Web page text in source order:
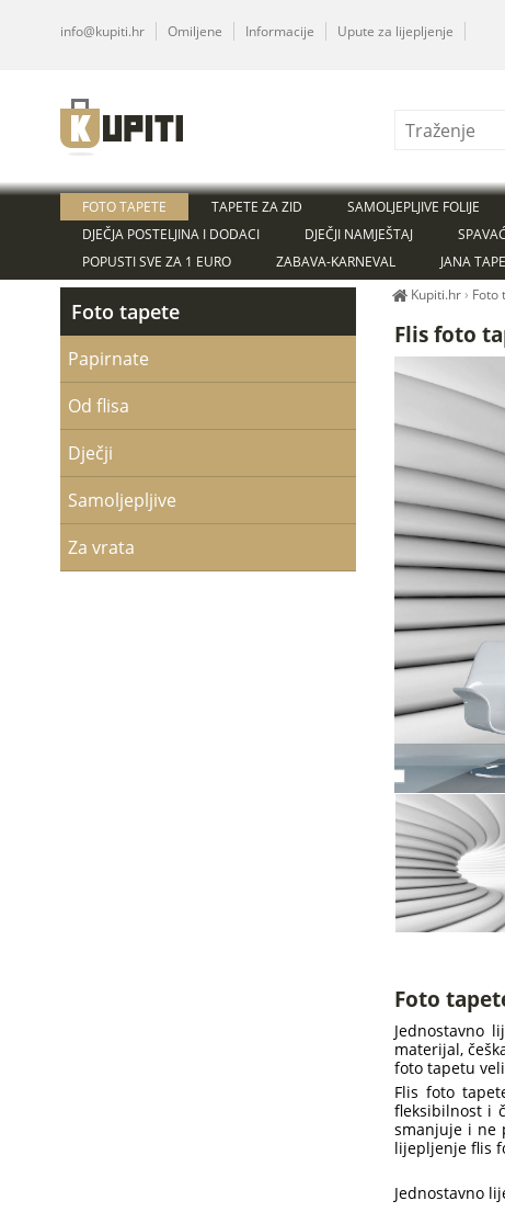
Flis foto
Foto
Jednostavno
materijal,
foto tapetu
Flis foto
fleksibilnost i
smanjuje i ne
lijepljenje flis
Jednostavno
Foto tapete
Papirnate
Od flisa
Dječji
Samoljepljive
Za vrata
FOTO TAPETE TAPETE ZA ZID SAMOLJEPLJIVE FOLIJE
DJEČJA POSTELJINA I DODACI
DJEČJI NAMJEŠTAJ
POPUSTI SVE ZA 1 EURO
ZABAVA-KARNEVAL JANA
Kupiti.hr› Foto
info@kupiti.hr Omiljene Informacije Upute za lijepljenje